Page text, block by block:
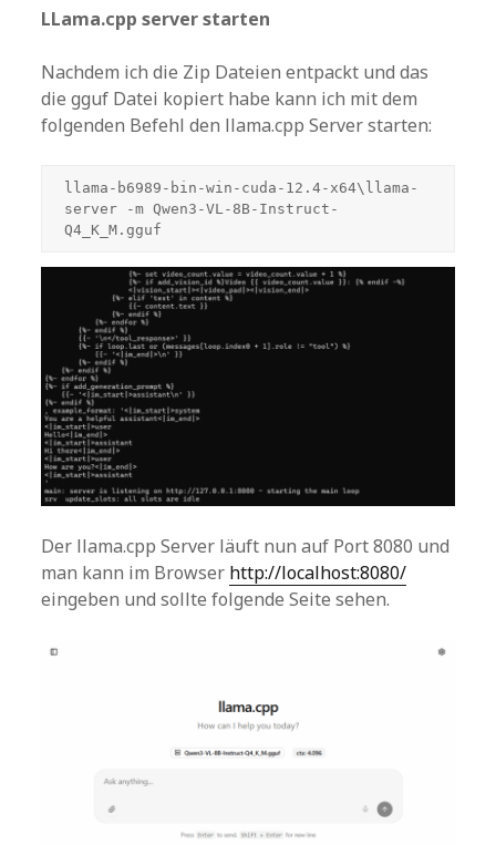
LLama.cpp server starten
Nachdem ich die Zip Dateien entpackt und das
die gguf Datei kopiert habe kann ich mit dem
folgenden Befehl den llama.cpp Server starten:
llama-b6989-bin-win-cuda-12.4-x64\llama-
server -m Qwen3-VL-8B-Instruct-
Q4_K_M.gguf
Der llama.cpp Server läuft nun auf Port 8080 und
man kann im Browser http://localhost:8080/
eingeben und sollte folgende Seite sehen.